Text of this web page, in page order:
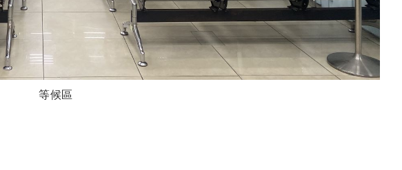
等候區